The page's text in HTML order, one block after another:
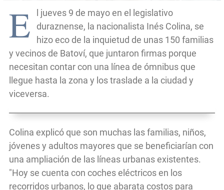
E
l jueves 9 de mayo en el legislativo
duraznense, la nacionalista Inés Colina, se
hizo eco de la inquietud de unas 150 familias
y vecinos de Batoví, que juntaron firmas porque
necesitan contar con una línea de ómnibus que
llegue hasta la zona y los traslade a la ciudad y
viceversa.
Colina explicó que son muchas las familias, niños,
jóvenes y adultos mayores que se beneficiarían con
una ampliación de las líneas urbanas existentes.
"Hoy se cuenta con coches eléctricos en los
recorridos urbanos, lo que abarata costos para